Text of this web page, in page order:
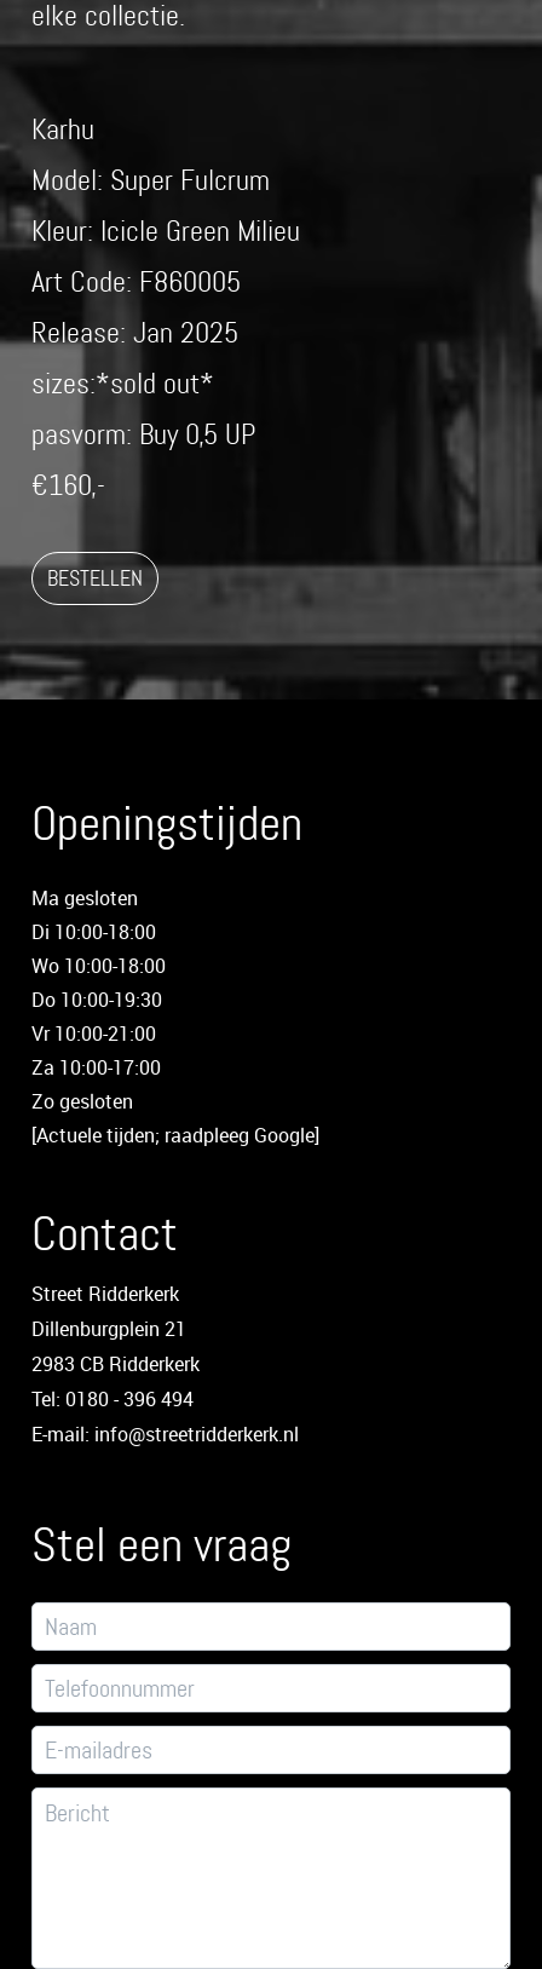
elke collectie.
Karhu
Model: Super Fulcrum
Kleur: Icicle Green Milieu
Art Code: F860005
Release: Jan 2025
sizes:*sold out*
pasvorm: Buy 0,5 UP
€160,-
BESTELLEN
Openingstijden
Ma gesloten
Di 10:00-18:00
Wo 10:00-18:00
Do 10:00-19:30
Vr 10:00-21:00
Za 10:00-17:00
Zo gesloten
[Actuele tijden; raadpleeg Google]
Contact
Street Ridderkerk
Dillenburgplein 21
2983 CB Ridderkerk
Tel: 0180 - 396 494
E-mail: info@streetridderkerk.nl
Stel een vraag